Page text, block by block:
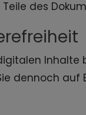
des
Inhalte
dennoch